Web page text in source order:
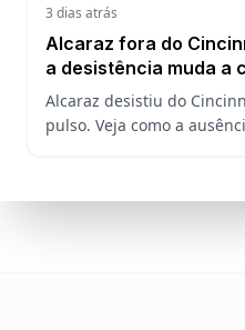
3 dias atrás
Alcaraz fora do
a desistência muda a
defesa do US Open
Alcaraz desistiu do
pulso. Veja como a